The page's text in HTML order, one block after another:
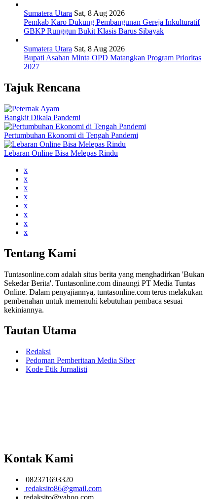
Sumatera Utara Sat, 8 Aug 2026
Pemkab Karo Dukung Pembangunan Gereja Inkulturatif
GBKP Runggun Bukit Klasis Barus Sibayak
Sumatera Utara Sat, 8 Aug 2026
Bupati Asahan Minta OPD Matangkan Program Prioritas
2027
Tajuk Rencana
Bangkit Dikala Pandemi
Pertumbuhan Ekonomi di Tengah Pandemi
Lebaran Online Bisa Melepas Rindu
x
x
x
x
x
x
x
x
Tentang Kami
Tuntasonline.com adalah situs berita yang menghadirkan 'Bukan
Sekedar Berita'. Tuntasonline.com dinaungi PT Media Tuntas
Online. Dalam penyajiannya, tuntasonline.com terus melakukan
pembenahan untuk memenuhi kebutuhan pembaca sesuai
kekiniannya.
Tautan Utama
Redaksi
Pedoman Pemberitaan Media Siber
Kode Etik Jurnalisti
Kontak Kami
082371693320
redaksito86@gmail.com